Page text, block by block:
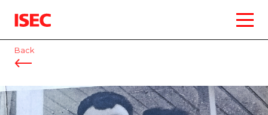
ISEC
Back